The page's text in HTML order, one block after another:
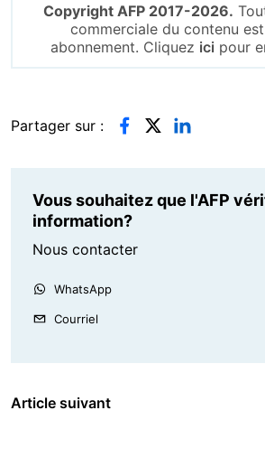
Copyright AFP 2017-2026.
commerciale du contenu
abonnement. Cliquez ici pour
Partager sur :
Vous souhaitez que l'AFP
information?
Nous contacter
WhatsApp
Courriel
Article suivant